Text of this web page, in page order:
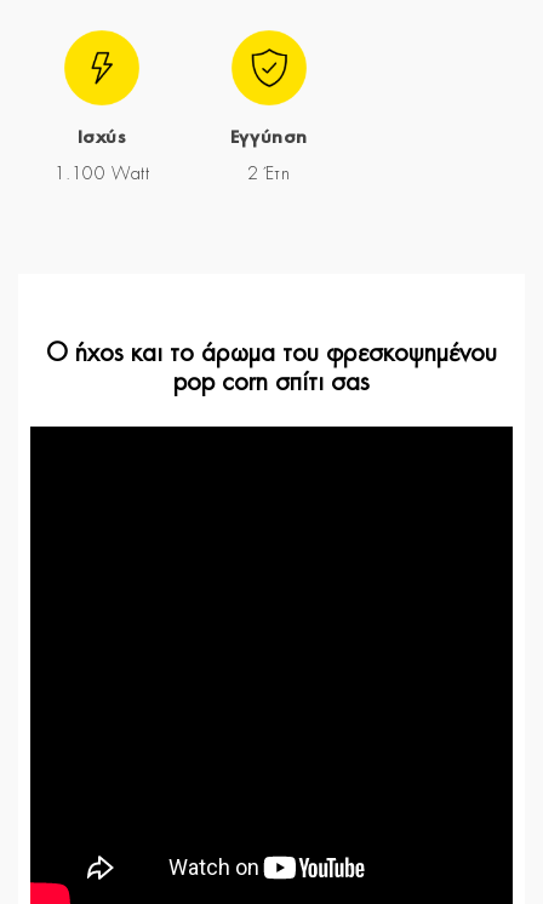
Ισχύς
1.100 Watt
Εγγύηση
2 Έτη
Ο ήχος και το άρωμα του φρεσκοψημένου
pop corn σπίτι σας